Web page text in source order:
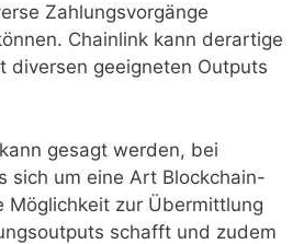
Zahlungsvorgänge
Chainlink kann derartige
diversen geeigneten Outputs
gesagt werden, bei
sich um eine Art Blockchain-
Möglichkeit zur Übermittlung
schafft und zudem